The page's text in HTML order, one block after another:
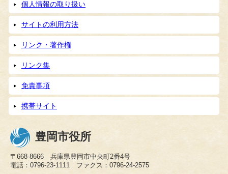
個人情報の取り扱い
サイトの利用方法
リンク・著作権
リンク集
免責事項
携帯サイト
豊岡市役所
〒668-8666 兵庫県豊岡市中央町2番4号
電話：0796-23-1111 ファクス：0796-24-2575